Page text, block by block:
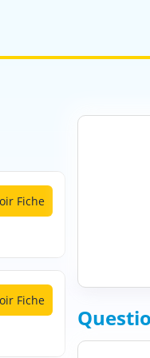
Fiche
Fiche